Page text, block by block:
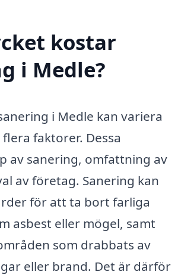
kostar
i Medle?
i Medle kan variera
faktorer. Dessa
av sanering, omfattning av
av företag. Sanering kan
för att ta bort farliga
asbest eller mögel, samt
som drabbats av
eller brand. Det är därför